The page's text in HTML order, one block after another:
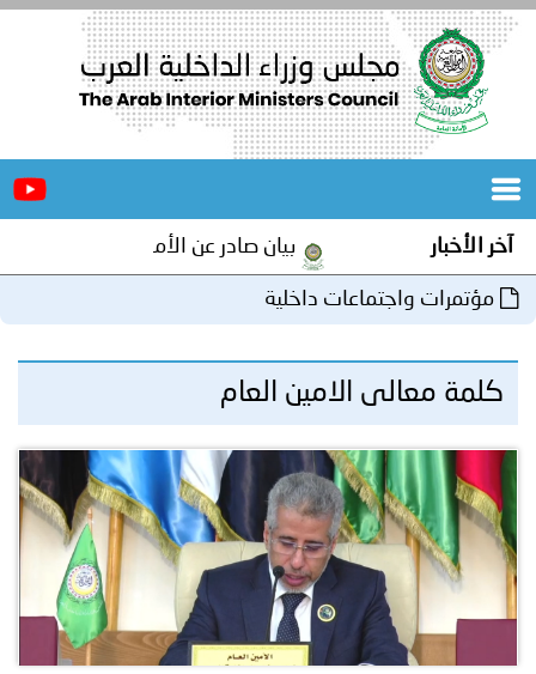
الرئيسية
المجلس
مؤتمرات
و
اجتماعات
جهود
و
إنجازات
برامج
توعوية
الخدمات
الإلكترونية
وفيديو
مجلة
آخر الأخبار بيان صادر عن الأمانة العامة لمجلس
مؤتمرات واجتماعات داخلية
كلمة معالى الامين العام